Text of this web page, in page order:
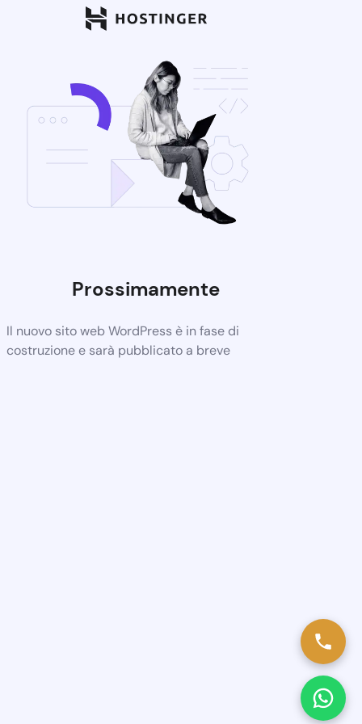
Prossimamente
Il nuovo sito web WordPress è in fase di
costruzione e sarà pubblicato a breve